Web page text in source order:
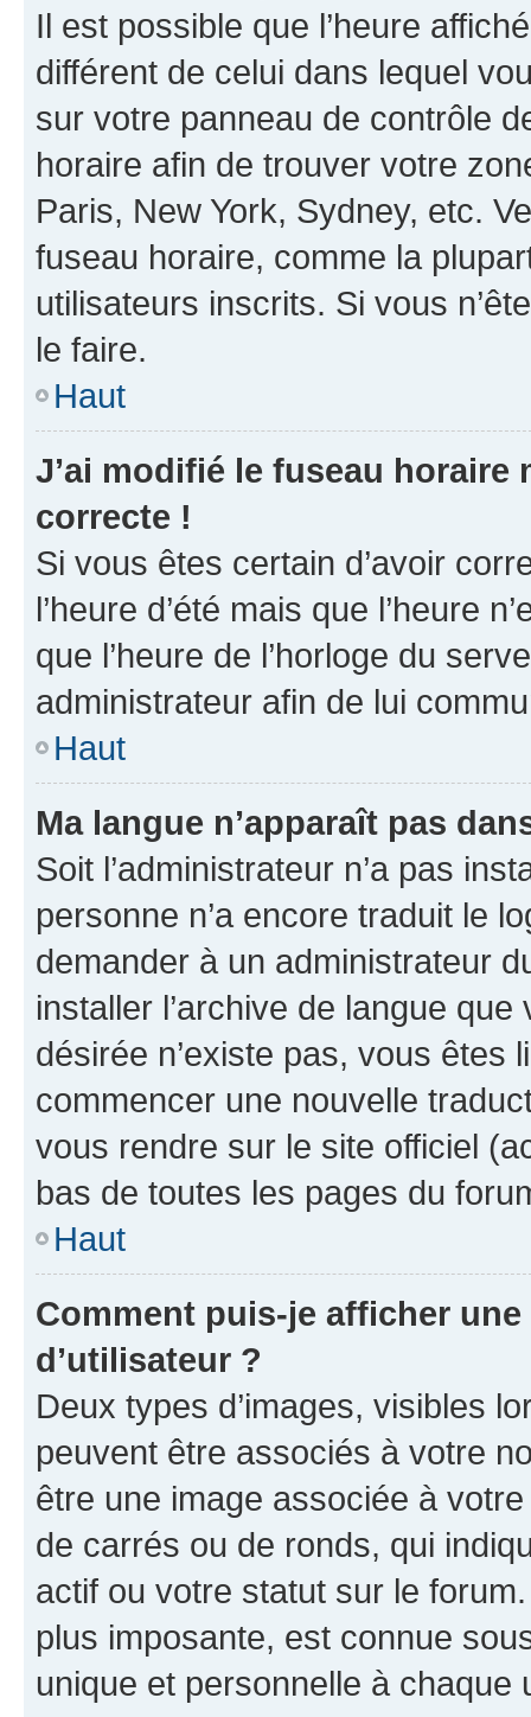
Il est possible que l’heure
différent de celui dans lequel
sur votre panneau de contrôle
horaire afin de trouver votre
Paris, New York, Sydney, etc.
fuseau horaire, comme la
utilisateurs inscrits. Si vous
le faire.
Haut
J’ai modifié le fuseau horaire
correcte !
Si vous êtes certain d’avoir
l’heure d’été mais que l’heure
que l’heure de l’horloge du
administrateur afin de lui
Haut
Ma langue n’apparaît pas
Soit l’administrateur n’a pas
personne n’a encore traduit le
demander à un administrateur
installer l’archive de langue
désirée n’existe pas, vous êtes
commencer une nouvelle
vous rendre sur le site officiel
bas de toutes les pages du
Haut
Comment puis-je afficher
d’utilisateur ?
Deux types d’images, visibles
peuvent être associés à votre
être une image associée à
de carrés ou de ronds, qui
actif ou votre statut sur le
plus imposante, est connue
unique et personnelle à chaque